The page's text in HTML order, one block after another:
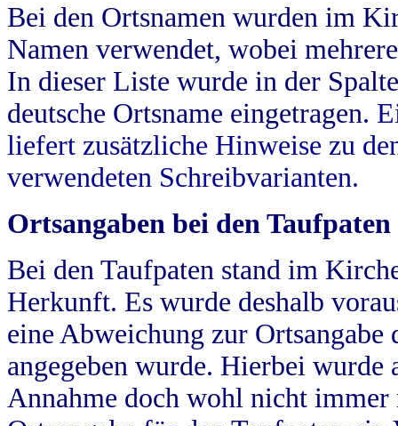
Bei den Ortsnamen wurden im
Namen verwendet, wobei
In dieser Liste wurde in der
deutsche Ortsname eingetragen.
liefert zusätzliche Hinweise zu
verwendeten Schreibvarianten.
Ortsangaben bei den Taufpaten
Bei den Taufpaten stand im
Herkunft. Es wurde deshalb
eine Abweichung zur
angegeben wurde. Hierbei wurde
Annahme doch wohl nicht